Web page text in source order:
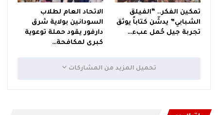
تمكين الفكر.. “الفيلق
الشبابي” يدشّن كتاباً يوثق
تجربة جيل حُمل عبء…
الاتحاد العام لطلاب
السودانين بولاية شرق
دارفور يقود حملة توعوية
كبرى لمكافحة…
تحميل المزيد من المشاركات